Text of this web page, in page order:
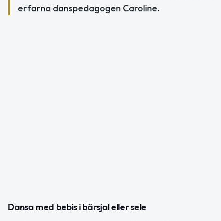
erfarna danspedagogen Caroline.
Dansa med bebis i bärsjal eller sele